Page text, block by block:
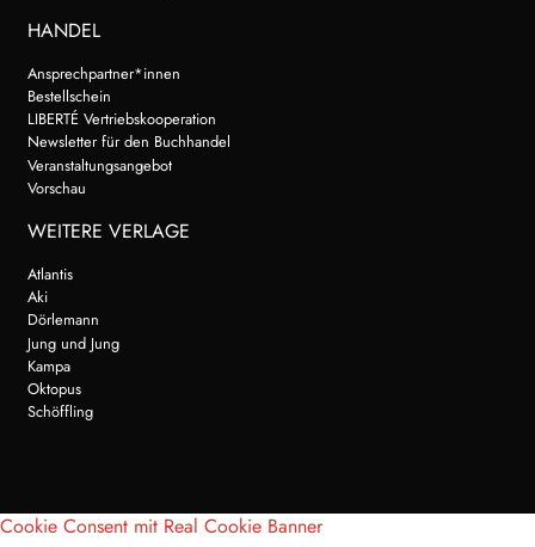
HANDEL
Ansprechpartner*innen
Bestellschein
LIBERTÉ Vertriebskooperation
Newsletter für den Buchhandel
Veranstaltungsangebot
Vorschau
WEITERE VERLAGE
Atlantis
Aki
Dörlemann
Jung und Jung
Kampa
Oktopus
Schöffling
Cookie Consent mit Real Cookie Banner